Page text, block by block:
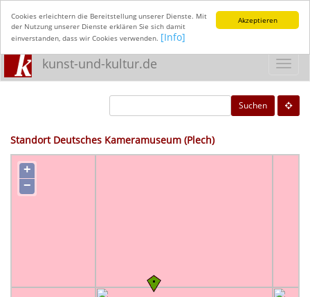
Akzeptieren
Cookies erleichtern die Bereitstellung unserer Dienste. Mit
der Nutzung unserer Dienste erklären Sie sich damit
einverstanden, dass wir Cookies verwenden. [Info]
kunst-und-kultur.de
Suchen
Standort Deutsches Kameramuseum (Plech)
+
−